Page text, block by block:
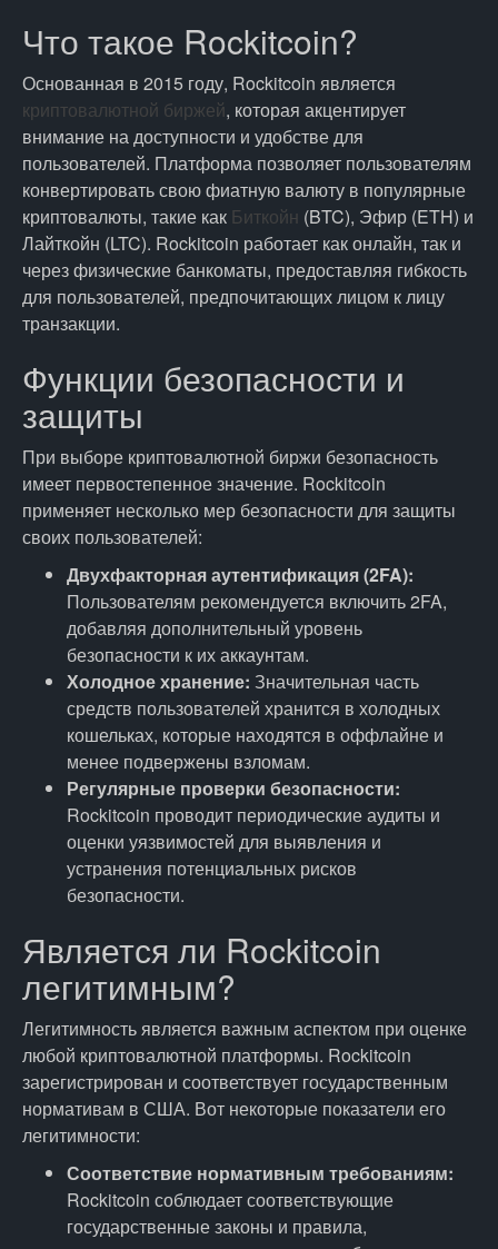
Что такое Rockitcoin?
Основанная в 2015 году, Rockitcoin является
криптовалютной биржей, которая акцентирует
внимание на доступности и удобстве для
пользователей. Платформа позволяет пользователям
конвертировать свою фиатную валюту в популярные
криптовалюты, такие как Биткойн (BTC), Эфир (ETH) и
Лайткойн (LTC). Rockitcoin работает как онлайн, так и
через физические банкоматы, предоставляя гибкость
для пользователей, предпочитающих лицом к лицу
транзакции.
Функции безопасности и
защиты
При выборе криптовалютной биржи безопасность
имеет первостепенное значение. Rockitcoin
применяет несколько мер безопасности для защиты
своих пользователей:
Двухфакторная аутентификация (2FA):
Пользователям рекомендуется включить 2FA,
добавляя дополнительный уровень
безопасности к их аккаунтам.
Холодное хранение: Значительная часть
средств пользователей хранится в холодных
кошельках, которые находятся в оффлайне и
менее подвержены взломам.
Регулярные проверки безопасности:
Rockitcoin проводит периодические аудиты и
оценки уязвимостей для выявления и
устранения потенциальных рисков
безопасности.
Является ли Rockitcoin
легитимным?
Легитимность является важным аспектом при оценке
любой криптовалютной платформы. Rockitcoin
зарегистрирован и соответствует государственным
нормативам в США. Вот некоторые показатели его
легитимности:
Соответствие нормативным требованиям:
Rockitcoin соблюдает соответствующие
государственные законы и правила,